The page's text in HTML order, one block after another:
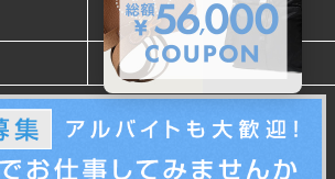
お知らせ(PCサイト)
スタッフ募集